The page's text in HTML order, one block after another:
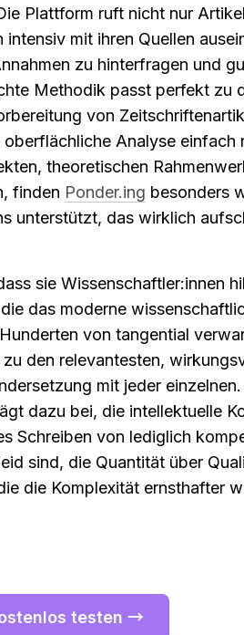
Plattform ruft nicht nur
mit ihren Quellen
zu hinterfragen und
Methodik passt perfekt zu
von
Analyse einfach
theoretischen
finden Ponder.ing besonders
unterstützt, das wirklich
sie Wissenschaftler:innen
das moderne
von tangential
zu den relevantesten,
mit jeder
dazu bei, die intellektuelle
Schreiben von lediglich
die Komplexität ernsthafter
testen →